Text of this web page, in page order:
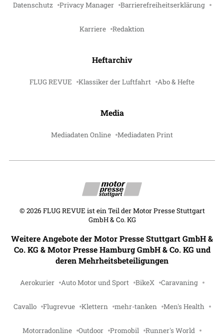
Datenschutz Privacy Manager Barrierefreiheitserklärung
Karriere Redaktion
Heftarchiv
FLUG REVUE Klassiker der Luftfahrt Abo & Hefte
Media
Mediadaten Online Mediadaten Print
© 2026 FLUG REVUE ist ein Teil der Motor Presse Stuttgart
GmbH & Co. KG
Weitere Angebote der Motor Presse Stuttgart GmbH &
Co. KG & Motor Presse Hamburg GmbH & Co. KG und
deren Mehrheitsbeteiligungen
Aerokurier Auto Motor und Sport BikeX Caravaning
Cavallo Flugrevue Klettern mehr-tanken Men's Health
Motorradonline Outdoor Promobil Runner's World